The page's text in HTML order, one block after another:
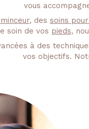
vous
, des soins
soin de vos pieds,
à des
vos objectifs.